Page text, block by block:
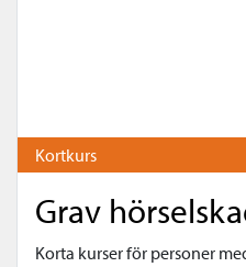
Kortkurs
Grav
Korta kurser för personer